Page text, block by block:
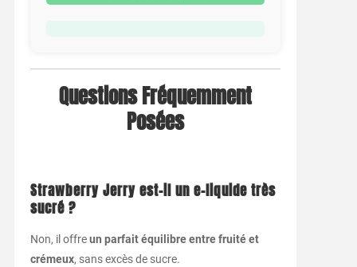
Questions Fréquemment
Posées
Strawberry Jerry est-il un e-liquide très
sucré ?
Non, il offreun parfait équilibre entre fruité et
crémeux, sans excès de sucre.